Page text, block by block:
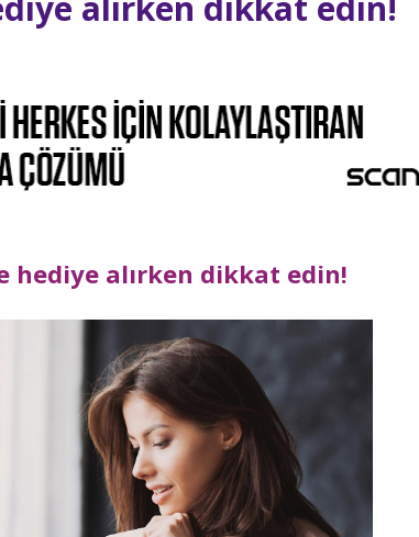
hediye alırken dikkat edin!